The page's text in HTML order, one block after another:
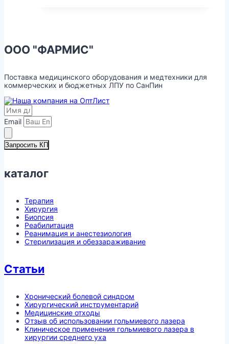
ООО "ФАРМИС"
Поставка медицинского оборудования и медтехники для
коммерческих и бюджетных ЛПУ по СанПин
Email
Запросить КП
каталог
Терапия
Хирургия
Биопсия
Реабилитация
Реанимация и анестезиология
Стерилизация и обеззараживание
Статьи
Хронический болевой синдром
Хирургический инструментарий
Медицинские отходы
Отзыв об использовании гольмиевого лазера
Клиническое применения гольмиевого лазера в
хирургии среднего уха